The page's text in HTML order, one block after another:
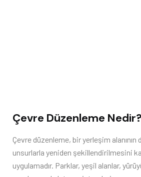
Çevre Düzenleme Nedir?
Çevre düzenleme, bir yerleşim alanının
unsurlarla yeniden şekillendirilmesini
uygulamadır. Parklar, yeşil alanlar,